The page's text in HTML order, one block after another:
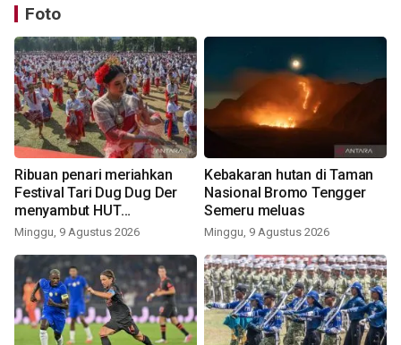
Foto
Ribuan penari meriahkan
Festival Tari Dug Dug Der
menyambut HUT
Kemerdekaan
Minggu, 9 Agustus 2026
Kebakaran hutan di Taman
Nasional Bromo Tengger
Semeru meluas
Minggu, 9 Agustus 2026